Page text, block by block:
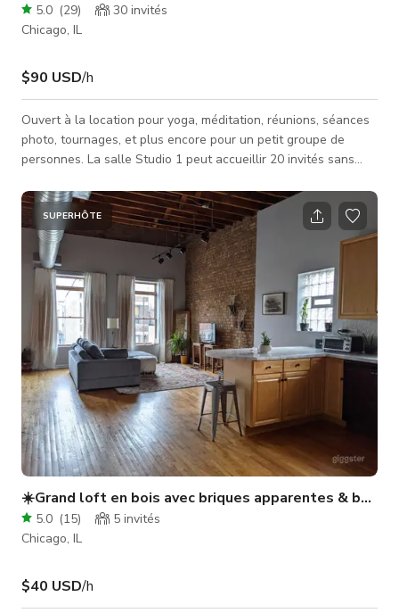
5.0 (29) 30 invités
Chicago, IL
$90 USD/h
Ouvert à la location pour yoga, méditation, réunions, séances
photo, tournages, et plus encore pour un petit groupe de
personnes. La salle Studio 1 peut accueillir 20 invités sans
rue disponible.
SUPERHÔTE
☀️Grand loft en bois avec briques apparentes &
5.0 (15) 5 invités
Chicago, IL
$40 USD/h